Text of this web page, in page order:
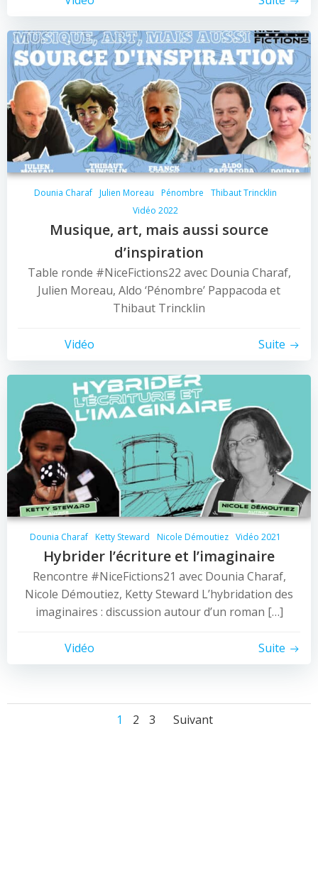
Dounia Charaf Julien Moreau Pénombre
Thibaut Trincklin
Vidéo 2022
Musique, art, mais aussi source
d’inspiration
Table ronde #NiceFictions22 avec Dounia Charaf,
Julien Moreau, Aldo ‘Pénombre’ Pappacoda et
Thibaut Trincklin
Vidéo Suite
Dounia Charaf Ketty Steward Nicole Démoutiez Vidéo 2021
Hybrider l’écriture et l’imaginaire
Rencontre #NiceFictions21 avec Dounia Charaf,
Nicole Démoutiez, Ketty Steward L’hybridation des
imaginaires : discussion autour d’un roman […]
Vidéo Suite
Posts
Page
1 Page
2 Page
3
Posts
Suivant